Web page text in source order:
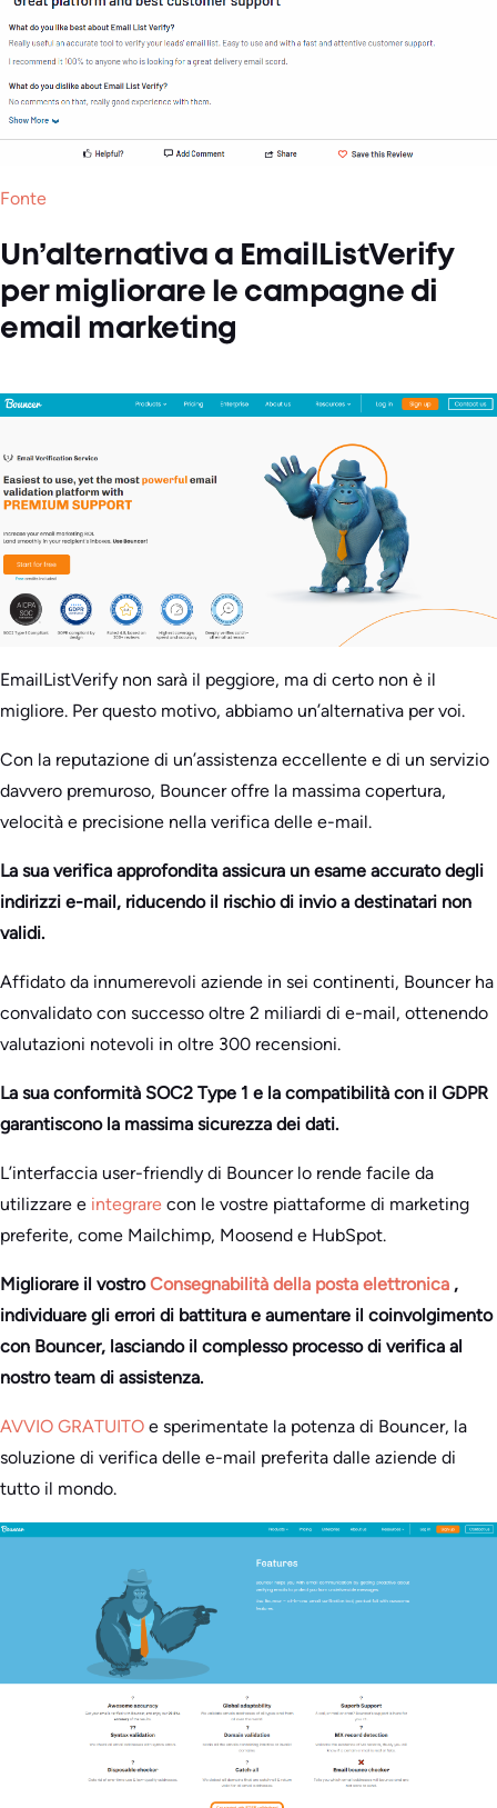
Fonte
Un’alternativa a EmailListVerify
per migliorare le campagne di
email marketing
EmailListVerify non sarà il peggiore, ma di certo non è il
migliore. Per questo motivo, abbiamo un’alternativa per voi.
Con la reputazione di un’assistenza eccellente e di un servizio
davvero premuroso, Bouncer offre la massima copertura,
velocità e precisione nella verifica delle e-mail.
La sua verifica approfondita assicura un esame accurato degli
indirizzi e-mail, riducendo il rischio di invio a destinatari non
validi.
Affidato da innumerevoli aziende in sei continenti, Bouncer ha
convalidato con successo oltre 2 miliardi di e-mail, ottenendo
valutazioni notevoli in oltre 300 recensioni.
La sua conformità SOC2 Type 1 e la compatibilità con il GDPR
garantiscono la massima sicurezza dei dati.
L’interfaccia user-friendly di Bouncer lo rende facile da
utilizzare e integrare con le vostre piattaforme di marketing
preferite, come Mailchimp, Moosend e HubSpot.
Migliorare il vostroConsegnabilità della posta elettronica ,
individuare gli errori di battitura e aumentare il coinvolgimento
con Bouncer, lasciando il complesso processo di verifica al
nostro team di assistenza.
AVVIO GRATUITO e sperimentate la potenza di Bouncer, la
soluzione di verifica delle e-mail preferita dalle aziende di
tutto il mondo.